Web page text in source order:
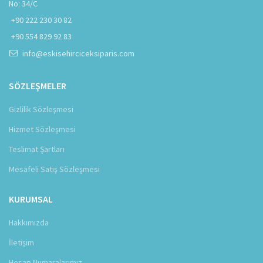
No: 34/C
+90 222 230 30 82
+90 554 829 92 83
info@eskisehirciceksiparis.com
SÖZLEŞMELER
Gizlilik Sözleşmesi
Hizmet Sözleşmesi
Teslimat Şartları
Mesafeli Satış Sözleşmesi
KURUMSAL
Hakkımızda
İletişim